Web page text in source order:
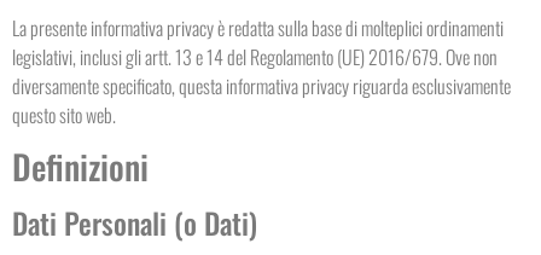
La presente informativa privacy è redatta sulla base di molteplici ordinamenti
legislativi, inclusi gli artt. 13 e 14 del Regolamento (UE) 2016/679. Ove non
diversamente specificato, questa informativa privacy riguarda esclusivamente
questo sito web.
Definizioni
Dati Personali (o Dati)